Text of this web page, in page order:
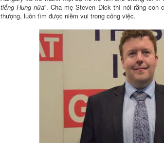
tiếng Hung nữa”. Cha mẹ Steven Dick thì nói rằng
thượng, luôn tìm được niềm vui trong công việc.